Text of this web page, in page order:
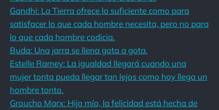
Gandhi: La Tierra ofrece lo suficiente como para
satisfacer lo que cada hombre necesita, pero no para
lo que cada hombre codicia.
Buda: Una jarra se llena gota a gota.
Estelle Ramey: La igualdad llegará cuando una
mujer tonta pueda llegar tan lejos como hoy llega un
hombre tonto.
Groucho Marx: Hijo mío, la felicidad está hecha de